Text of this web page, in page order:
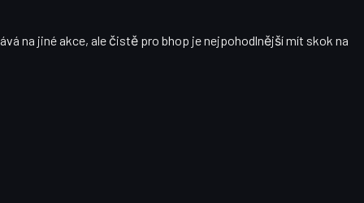
na jiné akce, ale čistě pro bhop je nejpohodlnější mít skok na